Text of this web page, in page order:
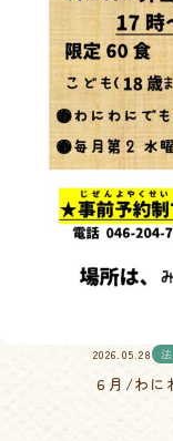
2026.05.28
６月/わに